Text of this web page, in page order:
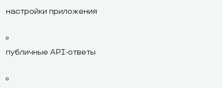
настройки приложения
публичные API-ответы